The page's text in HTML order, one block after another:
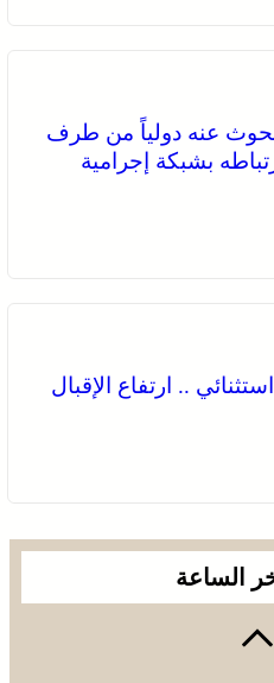
عنه دولياً من طرف
بشبكة إجرامية
.. ارتفاع الإقبال
الساعة